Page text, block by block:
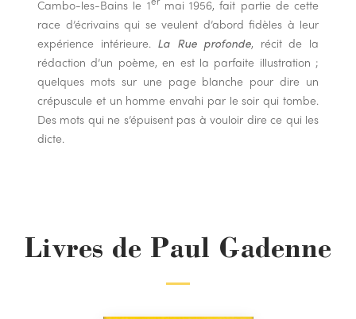
Cambo-les-Bains le 1 mai 1956, fait partie de cette
race d’écrivains qui se veulent d’abord fidèles à leur
expérience intérieure. La Rue profonde, récit de la
rédaction d’un poème, en est la parfaite illustration ;
quelques mots sur une page blanche pour dire un
crépuscule et un homme envahi par le soir qui tombe.
Des mots qui ne s’épuisent pas à vouloir dire ce qui les
dicte.
Livres de Paul Gadenne